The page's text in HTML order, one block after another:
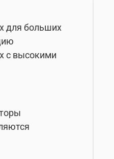
для больших
с высокими